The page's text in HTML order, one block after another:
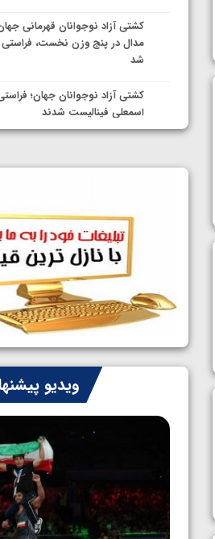
کشتی آزاد نوجوانان قهرمانی
مدال در پنج وزن نخست، فراستی
شد
کشتی آزاد نوجوانان جهان؛
اسمعلی فینالیست شدند
نمایندگان ایران مشخص شدند
سوم برای ایران
ایران چشم به راه چهار مدال در
دوم کشتی فرنگی نوجوانان جهان
ویدیو